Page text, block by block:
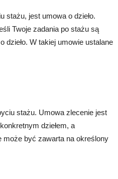
stażu, jest umowa o dzieło.
Twoje zadania po stażu są
dzieło. W takiej umowie ustalane
stażu. Umowa zlecenie jest
dziełem, a
może być zawarta na określony